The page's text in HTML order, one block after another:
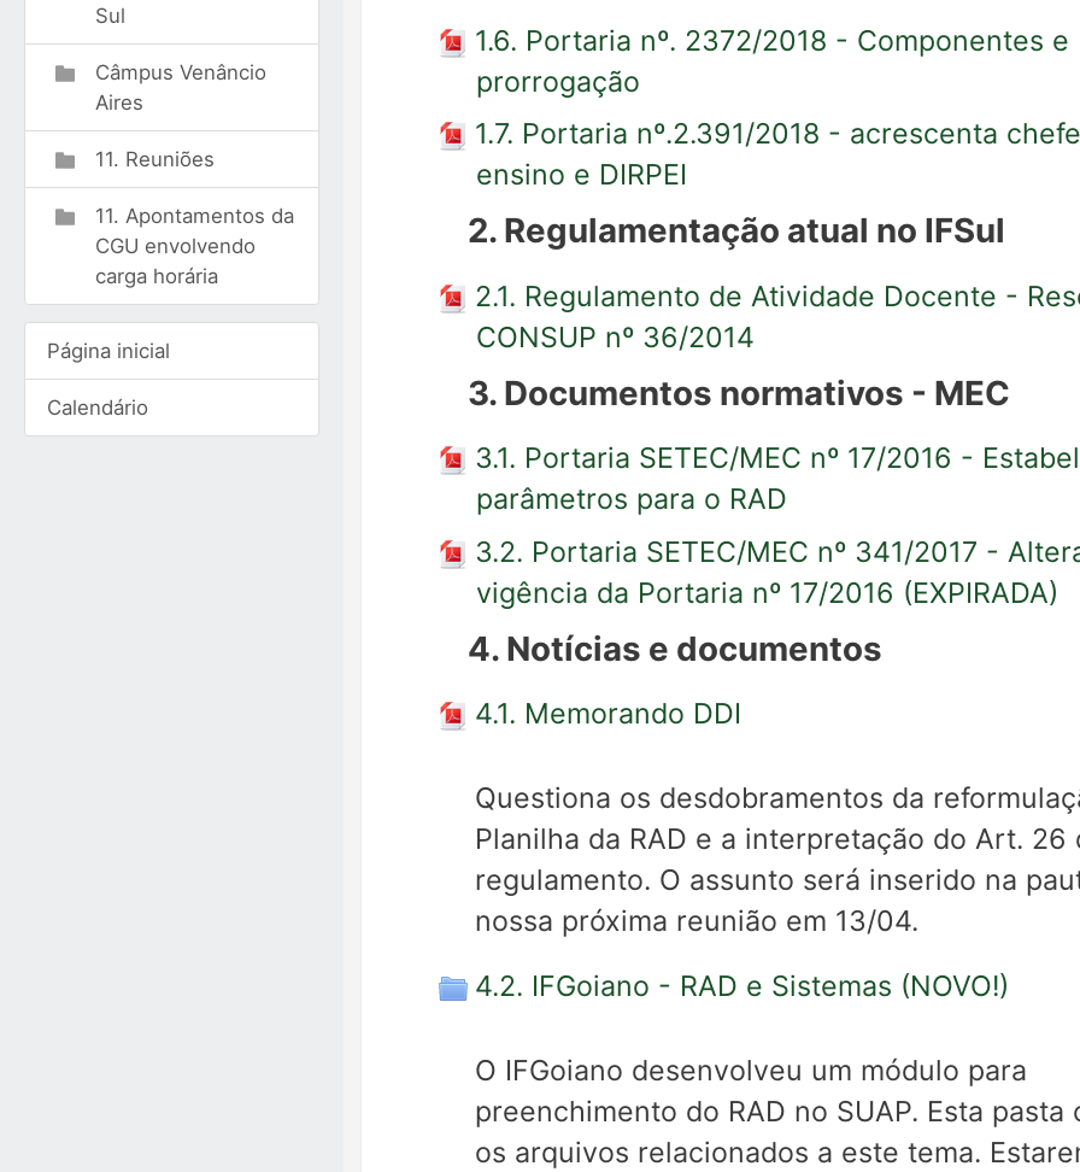
1.6. Portaria nº. 2372/2018 - Componentes e
prorrogação
1.7. Portaria nº.2.391/2018 - acrescenta
ensino e DIRPEI
2. Regulamentação atual no IFSul
2.1. Regulamento de Atividade Docente -
CONSUP nº 36/2014
3. Documentos normativos - MEC
3.1. Portaria SETEC/MEC nº 17/2016 -
parâmetros para o RAD
3.2. Portaria SETEC/MEC nº 341/2017 -
vigência da Portaria nº 17/2016 (EXPIRADA)
4. Notícias e documentos
4.1. Memorando DDI
Questiona os desdobramentos da
Planilha da RAD e a interpretação do Art. 26
regulamento. O assunto será inserido na
nossa próxima reunião em 13/04.
4.2. IFGoiano - RAD e Sistemas (NOVO!)
O IFGoiano desenvolveu um módulo para
preenchimento do RAD no SUAP. Esta pasta
os arquivos relacionados a este tema.
Sul
Câmpus Venâncio
Aires
11. Reuniões
11. Apontamentos da
CGU envolvendo
carga horária
Página inicial
Calendário